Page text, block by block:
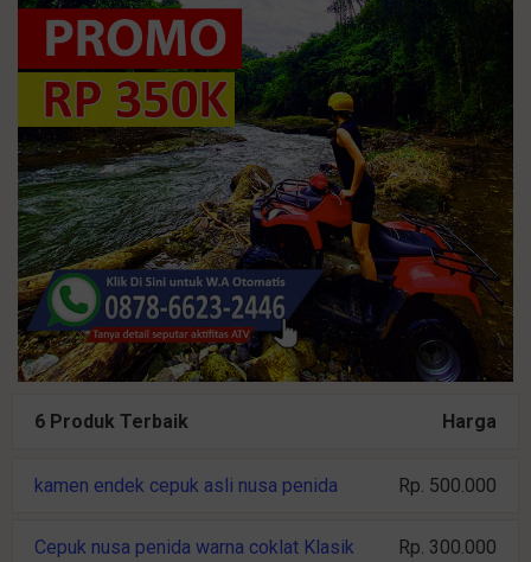
6 Produk Terbaik Harga
kamen endek cepuk asli nusa penida Rp. 500.000
Cepuk nusa penida warna coklat Klasik Rp. 300.000